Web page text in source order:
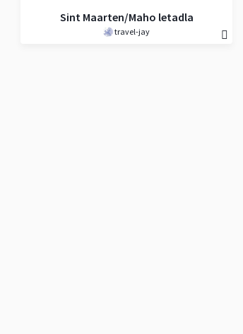
Sint Maarten/Maho letadla
022020
travel-jay